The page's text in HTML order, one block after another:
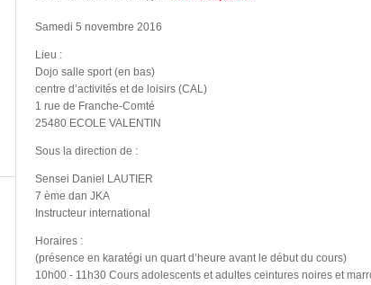
Samedi 5 novembre 2016
Lieu :
Dojo salle sport (en bas)
centre d’activités et de loisirs (CAL)
1 rue de Franche-Comté
25480 ECOLE VALENTIN
Sous la direction de :
Sensei Daniel LAUTIER
7 ème dan JKA
Instructeur international
Horaires :
(présence en karatégi un quart d’heure avant le début du cours)
10h00 - 11h30 Cours adolescents et adultes ceintures noires et